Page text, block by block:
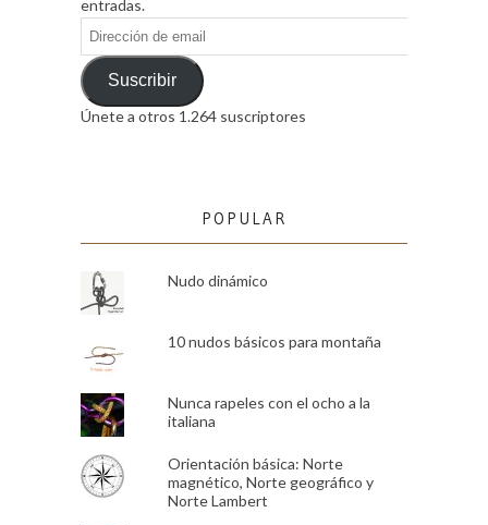
entradas.
Dirección
de
emailSuscribir
Únete a otros 1.264 suscriptores
POPULAR
Nudo dinámico
10 nudos básicos para montaña
Nunca rapeles con el ocho a la
italiana
Orientación básica: Norte
magnético, Norte geográfico y
Norte Lambert